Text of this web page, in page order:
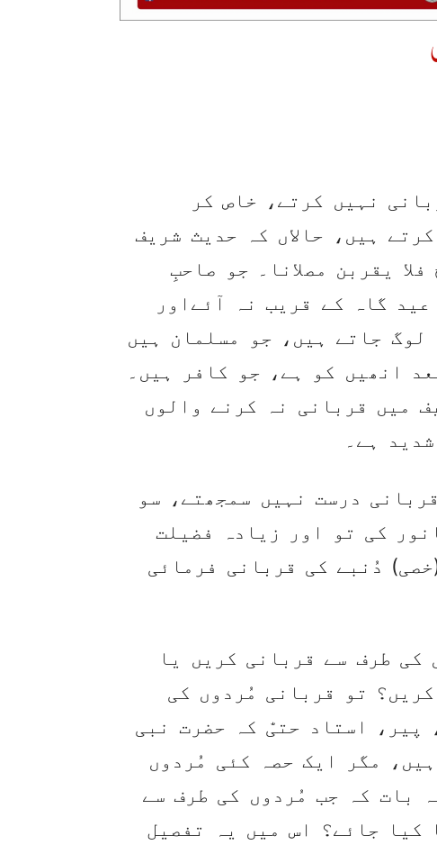
نہیں کرتے، خاص کر
ہیں، حالاں کہ حدیث شریف
یقربن مصلانا۔ جو صاحبِ
گاہ کے قریب نہ آئےاور
جاتے ہیں، جو مسلمان ہیں
انھیں کو ہے، جو کافر ہیں۔
میں قربانی نہ کرنے والوں
ہے۔
درست نہیں سمجھتے، سو
کی تو اور زیادہ فضیلت
دُنبے کی قربانی فرمائی
کی طرف سے قربانی کریں یا
تو قربانی مُردوں کی
پیر، استاد حتیّٰ کہ حضرت نبی
مگر ایک حصہ کئی مُردوں
بات کہ جب مُردوں کی طرف سے
کیا جائے؟ اس میں یہ تفصیل